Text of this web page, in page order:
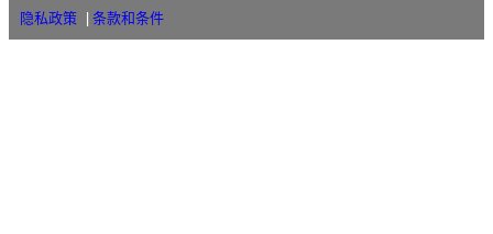
隐私政策|条款和条件